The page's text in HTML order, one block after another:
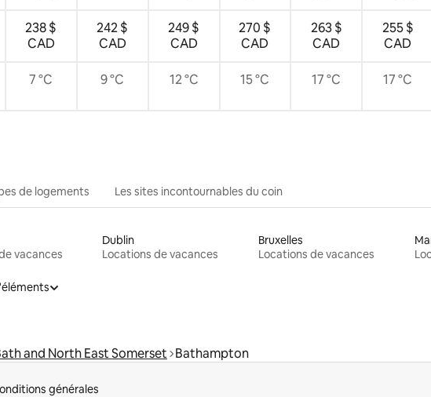
238 $
CAD
242 $
CAD
249 $
CAD
270 $
CAD
263 $
CAD
255 $
CAD
7 °C 9 °C 12 °C 15 °C 17 °C 17 °C
de logements Les sites incontournables du coin
vacances
Dublin
Locations de vacances
Bruxelles
Locations de vacances
and North East Somerset Bathampton
générales